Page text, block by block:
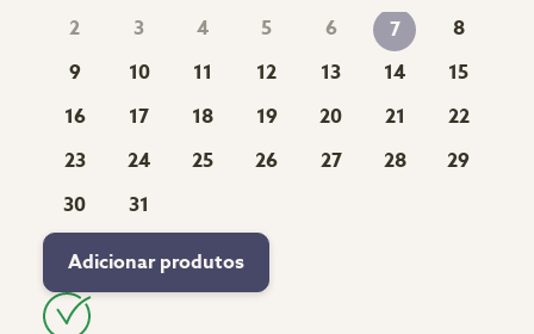
2
3 4 5 6 7
8
9
10 11 12 13 14
15
16
17 18 19 20 21
22
23
24 25 26 27 28
29
30
31
Adicionar produtos